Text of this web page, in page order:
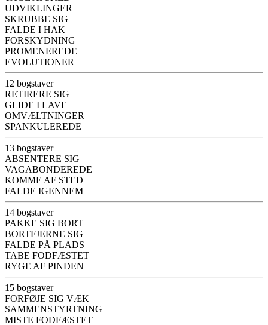
UDVIKLINGER
SKRUBBE SIG
FALDE I HAK
FORSKYDNING
PROMENEREDE
EVOLUTIONER
12 bogstaver
RETIRERE SIG
GLIDE I LAVE
OMVÆLTNINGER
SPANKULEREDE
13 bogstaver
ABSENTERE SIG
VAGABONDEREDE
KOMME AF STED
FALDE IGENNEM
14 bogstaver
PAKKE SIG BORT
BORTFJERNE SIG
FALDE PÅ PLADS
TABE FODFÆSTET
RYGE AF PINDEN
15 bogstaver
FORFØJE SIG VÆK
SAMMENSTYRTNING
MISTE FODFÆSTET